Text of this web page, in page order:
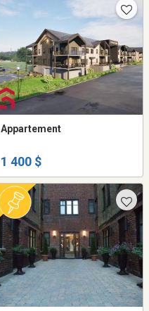
Appartement
1 400 $